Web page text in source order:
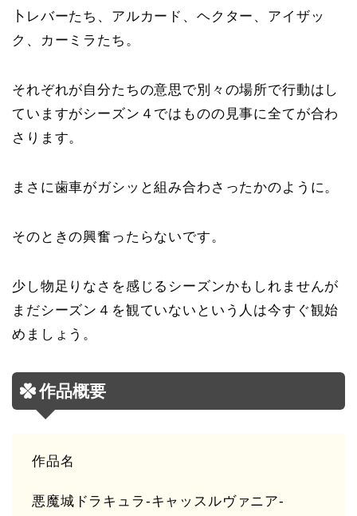
卜レバーたち、アルカード、ヘクター、アイザッ
ク、カーミラたち。
それぞれが自分たちの意思で別々の場所で行動はし
ていますがシーズン４ではものの見事に全てが合わ
さります。
まさに歯車がガシッと組み合わさったかのように。
そのときの興奮ったらないです。
少し物足りなさを感じるシーズンかもしれませんが
まだシーズン４を観ていないという人は今すぐ観始
めましょう。
作品概要
作品名
悪魔城ドラキュラ-キャッスルヴァニア-